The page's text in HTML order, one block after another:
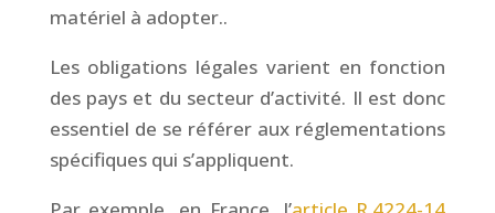
matériel à adopter..
Les obligations légales varient en fonction
des pays et du secteur d’activité. Il est donc
essentiel de se référer aux réglementations
spécifiques qui s’appliquent.